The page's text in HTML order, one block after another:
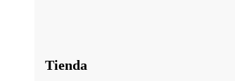
Tienda